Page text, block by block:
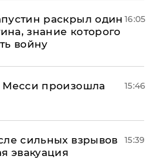
раскрыл один
знание которого
войну
16:05
произошла
15:46
сильных взрывов
эвакуация
15:39